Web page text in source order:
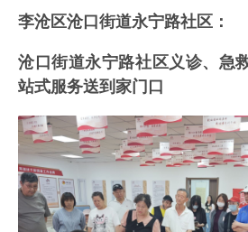
李沧区沧口街道永宁路社区：
沧口街道永宁路社区义诊、急
站式服务送到家门口